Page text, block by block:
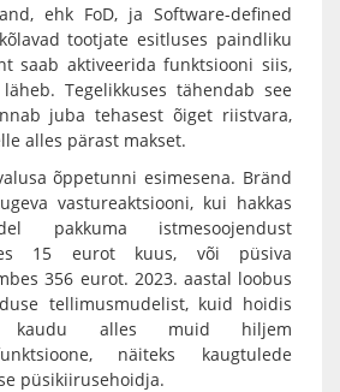
ehk FoD, ja Software-defined
tootjate esitluses paindliku
saab aktiveerida funktsiooni siis,
Tegelikkuses tähendab see
juba tehasest õiget riistvara,
alles pärast makset.
õppetunni esimesena. Bränd
vastureaktsiooni, kui hakkas
pakkuma istmesoojendust
15 eurot kuus, või püsiva
356 eurot. 2023. aastal loobus
tellimusmudelist, kuid hoidis
kaudu alles muid hiljem
näiteks kaugtulede
püsikiirusehoidja.